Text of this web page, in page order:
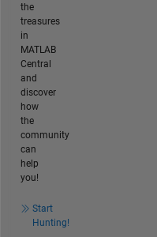
the
treasures
in
MATLAB
Central
and
discover
how
the
community
can
help
you!
Start
Hunting!